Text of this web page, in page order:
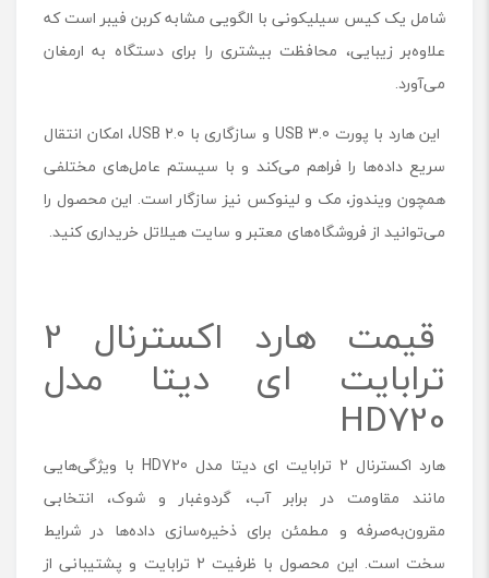
شامل یک کیس سیلیکونی با الگویی مشابه کربن فیبر است که
علاوه‌بر زیبایی، محافظت بیشتری را برای دستگاه به ارمغان
می‌آورد.
این هارد با پورت USB 3.0 و سازگاری با USB 2.0، امکان انتقال
سریع داده‌ها را فراهم می‌کند و با سیستم عامل‌های مختلفی
همچون ویندوز، مک و لینوکس نیز سازگار است. این محصول را
می‌توانید از فروشگاه‌های معتبر و سایت هیلاتل خریداری کنید.
قیمت هارد اکسترنال 2
ترابایت ای دیتا مدل
HD720
هارد اکسترنال 2 ترابایت ای دیتا مدل HD720 با ویژگی‌هایی
مانند مقاومت در برابر آب، گردوغبار و شوک، انتخابی
مقرون‌به‌صرفه و مطمئن برای ذخیره‌سازی داده‌ها در شرایط
سخت است. این محصول با ظرفیت 2 ترابایت و پشتیبانی از